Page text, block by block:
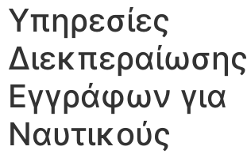
Υπηρεσίες
Διεκπεραίωσης
Εγγράφων για
Ναυτικούς